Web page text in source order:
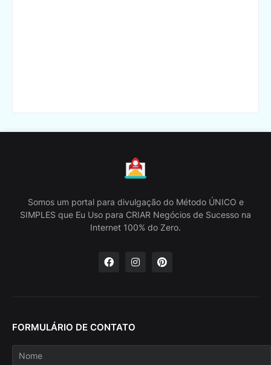
Somos um portal para divulgação do Método ÚNICO e
SIMPLES que Eu Uso para CRIAR Negócios de Sucesso na
Internet 100% do Zero.
FORMULÁRIO DE CONTATO